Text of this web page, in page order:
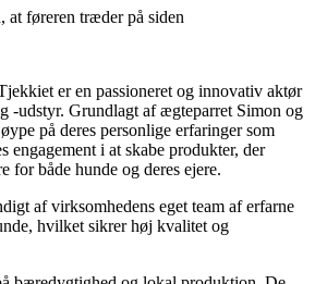
at føreren træder på siden
er en passioneret og innovativ aktør
-udstyr.Grundlagt af ægteparret Simon og
på deres personlige erfaringer som
engagement i at skabe produkter, der
både hunde og deres ejere.
af virksomhedens eget team af erfarne
hvilket sikrer høj kvalitet og